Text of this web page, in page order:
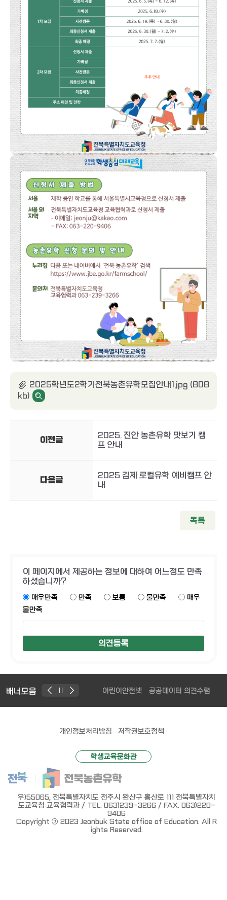
2025학년도2학기전북농촌유학모집안내1.jpg (808
kb)
이전글
2025. 진안 농촌유학 맛보기 캠
프 안내
다음글
2025 김제 로컬유학 예비캠프 안
내
목록
이 페이지에서 제공하는 정보에 대하여 어느정도 만족
하셨습니까?
매우만족 만족 보통 불만족
매우
불만족
배너모음 어린이안전넷 공공데이터 의견수렴 MS SW
개인정보처리방침 저작권보호정책
학생교육문화관
우)55065, 전북특별자치도 전주시 완산구 홍산로 111 전북특별자치
도교육청 교육협력과 / TEL. 063)239-3266 / FAX. 063)220-
9406
Copyright ⓒ 2023 Jeonbuk State office of Education. All R
ights Reserved.